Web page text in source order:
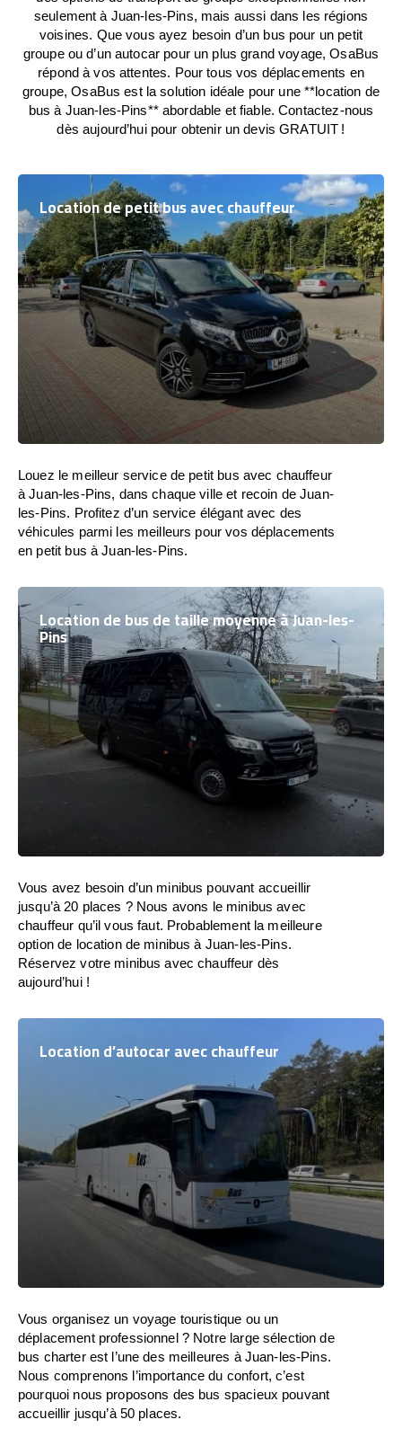
seulement à Juan-les-Pins, mais aussi dans les régions
voisines. Que vous ayez besoin d’un bus pour un petit
groupe ou d’un autocar pour un plus grand voyage, OsaBus
répond à vos attentes. Pour tous vos déplacements en
groupe, OsaBus est la solution idéale pour une **location de
bus à Juan-les-Pins** abordable et fiable. Contactez-nous
dès aujourd’hui pour obtenir un devis GRATUIT !
Location de petit bus avec chauffeur
Louez le meilleur service de petit bus avec chauffeur
à Juan-les-Pins, dans chaque ville et recoin de Juan-
les-Pins. Profitez d’un service élégant avec des
véhicules parmi les meilleurs pour vos déplacements
en petit bus à Juan-les-Pins.
Location de bus de taille moyenne à Juan-les-
Pins
Vous avez besoin d’un minibus pouvant accueillir
jusqu’à 20 places ? Nous avons le minibus avec
chauffeur qu’il vous faut. Probablement la meilleure
option de location de minibus à Juan-les-Pins.
Réservez votre minibus avec chauffeur dès
aujourd’hui !
Location d’autocar avec chauffeur
Vous organisez un voyage touristique ou un
déplacement professionnel ? Notre large sélection de
bus charter est l’une des meilleures à Juan-les-Pins.
Nous comprenons l’importance du confort, c’est
pourquoi nous proposons des bus spacieux pouvant
accueillir jusqu’à 50 places.